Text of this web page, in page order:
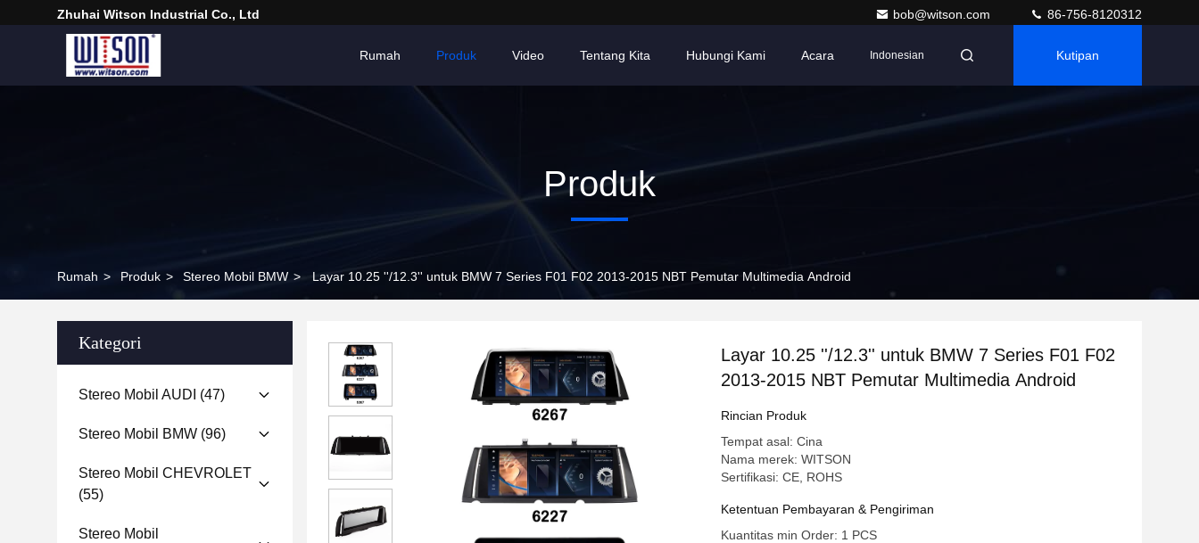
Zhuhai Witson Industrial Co., Ltd bob@witson.com 86-756-8120312
Rumah Produk Video Tentang Kita Hubungi Kami Acara Indonesian Kutipan
Produk
Rumah > Produk > Stereo Mobil BMW > Layar 10.25 ''/12.3'' untuk BMW 7 Series F01 F02 2013-2015 NBT Pemutar Multimedia Android
Kategori
Stereo Mobil AUDI (47)
Stereo Mobil BMW (96)
Stereo Mobil CHEVROLET
(55)
Stereo Mobil
Layar 10.25 ''/12.3'' untuk BMW 7 Series F01 F02
2013-2015 NBT Pemutar Multimedia Android
Rincian Produk
Tempat asal: Cina
Nama merek: WITSON
Sertifikasi: CE, ROHS
Ketentuan Pembayaran & Pengiriman
Kuantitas min Order: 1 PCS